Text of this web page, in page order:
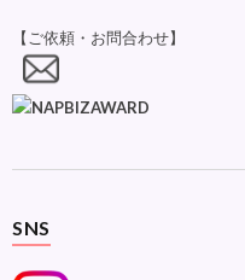
【ご依頼・お問合わせ】
SNS